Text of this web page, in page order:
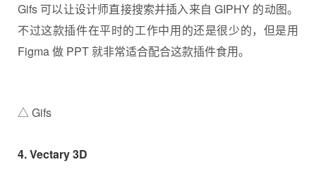
Gifs 可以让设计师直接搜索并插入来自 GIPHY 的动图。
不过这款插件在平时的工作中用的还是很少的，但是用
Figma 做 PPT 就非常适合配合这款插件食用。
△ Gifs
4. Vectary 3D